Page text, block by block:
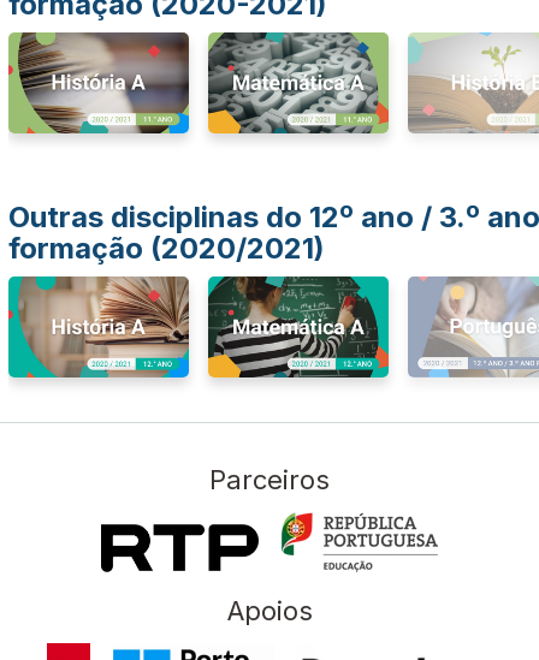
Outras disciplinas do 12º ano / 3.º ano
formação (2020/2021)
Parceiros
Apoios